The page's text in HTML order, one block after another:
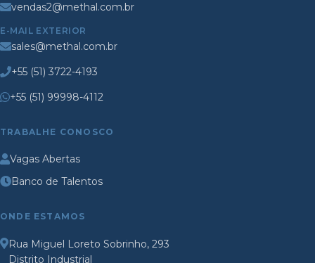
vendas2@methal.com.br
E-MAIL EXTERIOR
sales@methal.com.br
+55 (51) 3722-4193
+55 (51) 99998-4112
TRABALHE CONOSCO
Vagas Abertas
Banco de Talentos
ONDE ESTAMOS
Rua Miguel Loreto Sobrinho, 293
Distrito Industrial